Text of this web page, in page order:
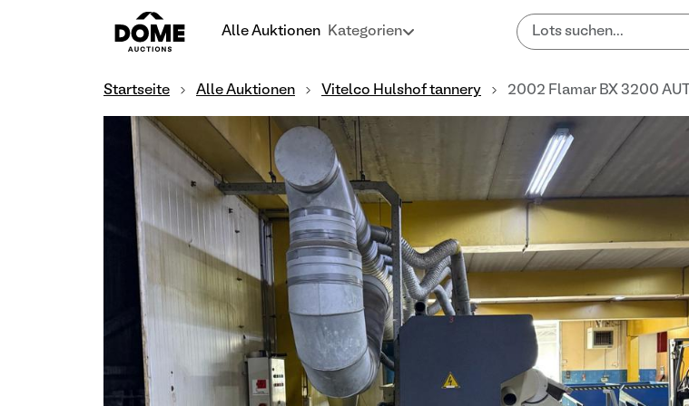
Alle Auktionen Kategorien
Startseite Alle Auktionen Vitelco Hulshof tannery 2002 Flamar BX 3200